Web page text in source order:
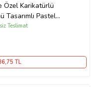
Özel Karikatürlü
Tasarımlı Pastel
Kupa Bardak, Anneye
Teslimat
,75 TL